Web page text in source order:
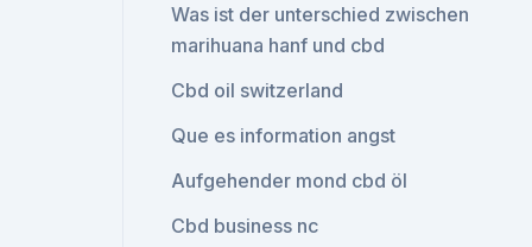
Was ist der unterschied zwischen
marihuana hanf und cbd
Cbd oil switzerland
Que es information angst
Aufgehender mond cbd öl
Cbd business nc